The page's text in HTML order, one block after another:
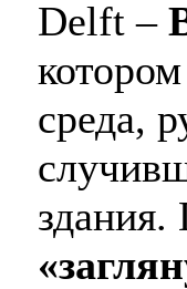
Delft –
среда,
здания.